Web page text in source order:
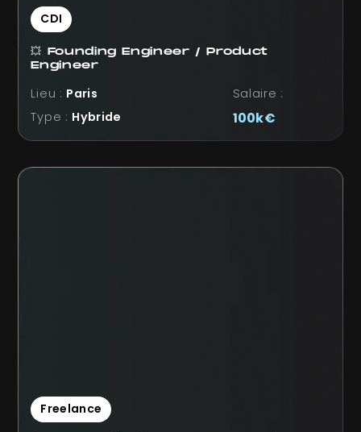
CDI
💥 Founding Engineer / Product
Engineer
Lieu : Paris
Type : Hybride
Salaire :
100k€
Freelance